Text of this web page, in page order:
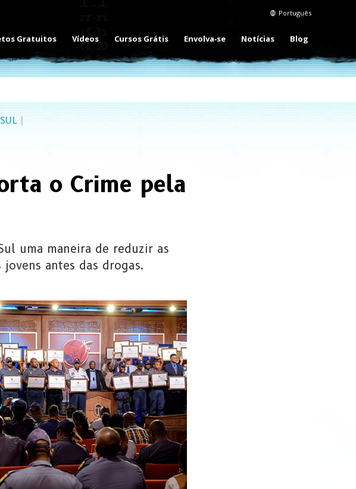
Português
Gratuitos Vídeos Cursos Grátis Envolva‑se Notícias Blog
|
o Crime pela
uma maneira de reduzir as
antes das drogas.